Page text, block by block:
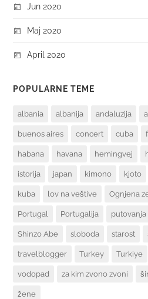
Jun 2020
Maj 2020
April 2020
POPULARNE TEME
albania albanija andaluzija
buenos aires concert cuba
habana havana hemingvej
istorija japan kimono kjoto
kuba lov na veštive Ognjena
Portugal Portugalija putovanja
Shinzo Abe sloboda starost
travelblogger Turkey Turkiye
vodopad za kim zvono zvoni
žene